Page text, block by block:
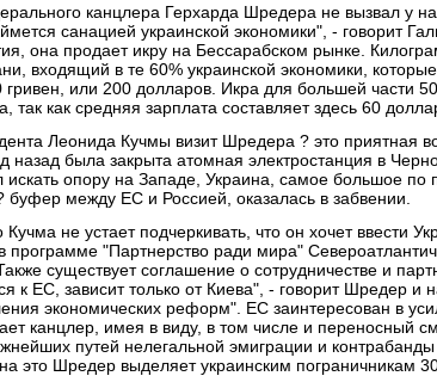
канцлера Герхарда Шредера не вызвал у
санацией украинской экономики", - говорит
она продает икру на Бессарабском рынке.
входящий в те 60% украинской экономики,
гривен, или 200 долларов. Икра для большей части
так как средняя зарплата составляет здесь 60
Леонида Кучмы визит Шредера ? это приятная
назад была закрыта атомная электростанция в
искать опору на Западе, Украина, самое большое по
между ЕС и Россией, оказалась в забвении.
не устает подчеркивать, что он хочет ввести
в программе "Партнерство ради мира"
существует соглашение о сотрудничестве и
к ЕС, зависит только от Киева", - говорит Шредер и
экономических реформ". ЕС заинтересован в
канцлер, имея в виду, в том числе и переносный
путей нелегальной эмиграции и
это Шредер выделяет украинским пограничникам